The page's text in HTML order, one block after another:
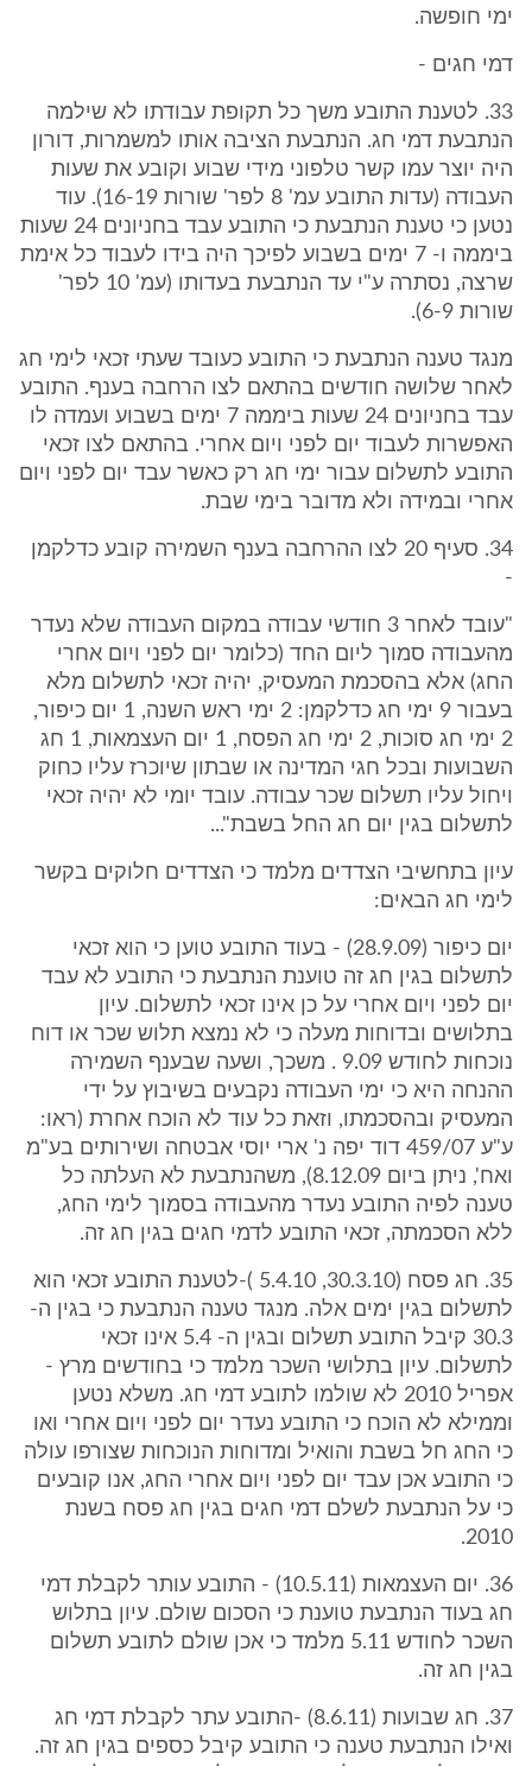
ימי חופשה.
דמי חגים -
33. לטענת התובע משך כל תקופת עבודתו לא שילמה
הנתבעת דמי חג. הנתבעת הציבה אותו למשמרות, דורון
היה יוצר עמו קשר טלפוני מידי שבוע וקובע את שעות
העבודה (עדות התובע עמ' 8 לפר' שורות 16-19). עוד
נטען כי טענת הנתבעת כי התובע עבד בחניונים 24 שעות
ביממה ו- 7 ימים בשבוע לפיכך היה בידו לעבוד כל אימת
שרצה, נסתרה ע"י עד הנתבעת בעדותו (עמ' 10 לפר'
שורות 6-9).
מנגד טענה הנתבעת כי התובע כעובד שעתי זכאי לימי חג
לאחר שלושה חודשים בהתאם לצו הרחבה בענף. התובע
עבד בחניונים 24 שעות ביממה 7 ימים בשבוע ועמדה לו
האפשרות לעבוד יום לפני ויום אחרי. בהתאם לצו זכאי
התובע לתשלום עבור ימי חג רק כאשר עבד יום לפני ויום
אחרי ובמידה ולא מדובר בימי שבת.
34. סעיף 20 לצו ההרחבה בענף השמירה קובע כדלקמן
-
"עובד לאחר 3 חודשי עבודה במקום העבודה שלא נעדר
מהעבודה סמוך ליום החד (כלומר יום לפני ויום אחרי
החג) אלא בהסכמת המעסיק, יהיה זכאי לתשלום מלא
בעבור 9 ימי חג כדלקמן: 2 ימי ראש השנה, 1 יום כיפור,
2 ימי חג סוכות, 2 ימי חג הפסח, 1 יום העצמאות, 1 חג
השבועות ובכל חגי המדינה או שבתון שיוכרז עליו כחוק
ויחול עליו תשלום שכר עבודה. עובד יומי לא יהיה זכאי
לתשלום בגין יום חג החל בשבת"...
עיון בתחשיבי הצדדים מלמד כי הצדדים חלוקים בקשר
לימי חג הבאים:
יום כיפור (28.9.09) - בעוד התובע טוען כי הוא זכאי
לתשלום בגין חג זה טוענת הנתבעת כי התובע לא עבד
יום לפני ויום אחרי על כן אינו זכאי לתשלום. עיון
בתלושים ובדוחות מעלה כי לא נמצא תלוש שכר או דוח
נוכחות לחודש 9.09 . משכך, ושעה שבענף השמירה
ההנחה היא כי ימי העבודה נקבעים בשיבוץ על ידי
המעסיק ובהסכמתו, וזאת כל עוד לא הוכח אחרת (ראו:
ע"ע 459/07 דוד יפה נ' ארי יוסי אבטחה ושירותים בע"מ
ואח', ניתן ביום 8.12.09), משהנתבעת לא העלתה כל
טענה לפיה התובע נעדר מהעבודה בסמוך לימי החג,
ללא הסכמתה, זכאי התובע לדמי חגים בגין חג זה.
35. חג פסח (30.3.10, 5.4.10 )-לטענת התובע זכאי הוא
לתשלום בגין ימים אלה. מנגד טענה הנתבעת כי בגין ה-
30.3 קיבל התובע תשלום ובגין ה- 5.4 אינו זכאי
לתשלום. עיון בתלושי השכר מלמד כי בחודשים מרץ -
אפריל 2010 לא שולמו לתובע דמי חג. משלא נטען
וממילא לא הוכח כי התובע נעדר יום לפני ויום אחרי ואו
כי החג חל בשבת והואיל ומדוחות הנוכחות שצורפו עולה
כי התובע אכן עבד יום לפני ויום אחרי החג, אנו קובעים
כי על הנתבעת לשלם דמי חגים בגין חג פסח בשנת
2010.
36. יום העצמאות (10.5.11) - התובע עותר לקבלת דמי
חג בעוד הנתבעת טוענת כי הסכום שולם. עיון בתלוש
השכר לחודש 5.11 מלמד כי אכן שולם לתובע תשלום
בגין חג זה.
37. חג שבועות (8.6.11) -התובע עתר לקבלת דמי חג
ואילו הנתבעת טענה כי התובע קיבל כספים בגין חג זה.